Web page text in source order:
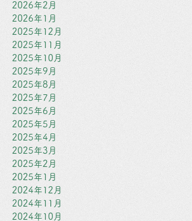
2026年2月
2026年1月
2025年12月
2025年11月
2025年10月
2025年9月
2025年8月
2025年7月
2025年6月
2025年5月
2025年4月
2025年3月
2025年2月
2025年1月
2024年12月
2024年11月
2024年10月